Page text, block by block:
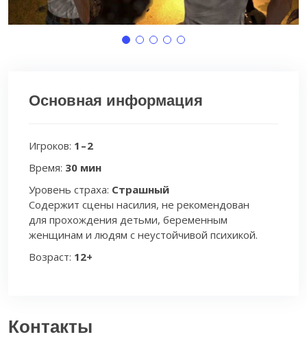
Основная информация
Игроков: 1 – 2
Время: 30 мин
Уровень страха: Страшный
Содержит сцены насилия, не рекомендован
для прохождения детьми, беременным
женщинам и людям с неустойчивой психикой.
Возраст: 12+
Контакты